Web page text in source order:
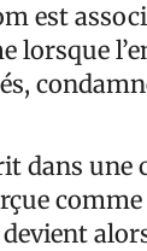
est
lorsque
dans une